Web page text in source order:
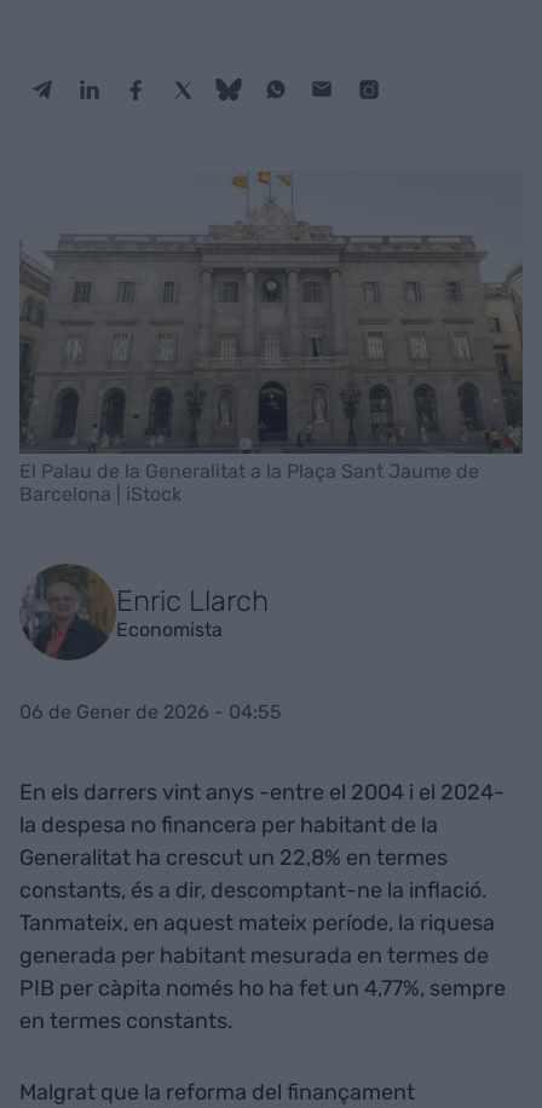
El Palau de la Generalitat a la Plaça Sant Jaume de
Barcelona | iStock
Enric Llarch
Economista
06 de Gener de 2026 - 04:55
En els darrers vint anys -entre el 2004 i el 2024-
la despesa no financera per habitant de la
Generalitat ha crescut un 22,8% en termes
constants, és a dir, descomptant-ne la inflació.
Tanmateix, en aquest mateix període, la riquesa
generada per habitant mesurada en termes de
PIB per càpita només ho ha fet un 4,77%, sempre
en termes constants.
Malgrat que la reforma del finançament